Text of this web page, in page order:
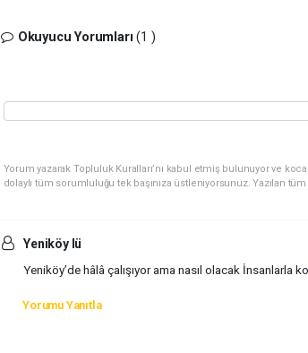
Okuyucu Yorumları(1 )
Yorum yazarak Topluluk Kuralları’nı kabul etmiş bulunuyor ve
dolaylı tüm sorumluluğu tek başınıza üstleniyorsunuz. Yazılan
Yeniköy lü
Yeniköy’de hâlâ çalışıyor ama nasıl olacak İnsanlarla
Yorumu Yanıtla